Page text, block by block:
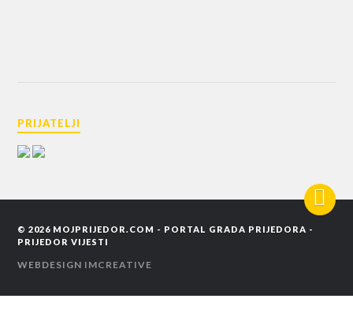
PRIJATELJI
© 2026 MOJPRIJEDOR.COM - PORTAL GRADA PRIJEDORA -
PRIJEDOR VIJESTI
WEBDESIGN IMCREATIVE